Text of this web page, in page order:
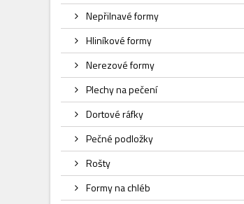
Nepřilnavé formy
Hliníkové formy
Nerezové formy
Plechy na pečení
Dortové ráfky
Pečné podložky
Rošty
Formy na chléb